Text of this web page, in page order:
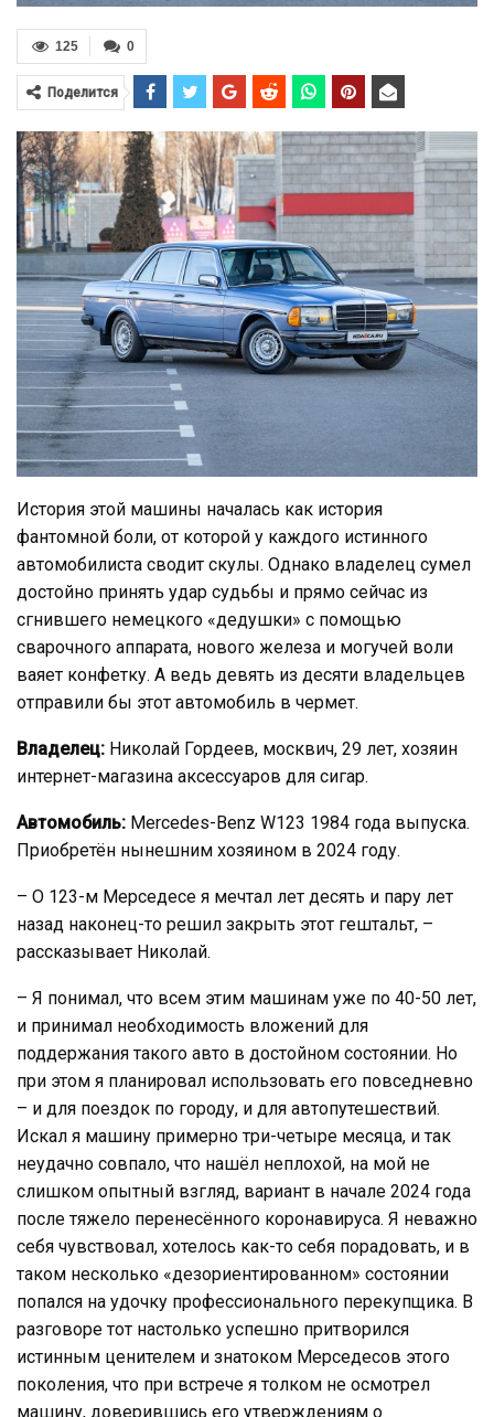
0
125
Поделится
История этой машины началась как история
фантомной боли, от которой у каждого истинного
автомобилиста сводит скулы. Однако владелец сумел
достойно принять удар судьбы и прямо сейчас из
сгнившего немецкого «дедушки» с помощью
сварочного аппарата, нового железа и могучей воли
ваяет конфетку. А ведь девять из десяти владельцев
отправили бы этот автомобиль в чермет.
Владелец: Николай Гордеев, москвич, 29 лет, хозяин
интернет-магазина аксессуаров для сигар.
Автомобиль: Mercedes-Benz W123 1984 года выпуска.
Приобретён нынешним хозяином в 2024 году.
– О 123-м Мерседесе я мечтал лет десять и пару лет
назад наконец-то решил закрыть этот гештальт, –
рассказывает Николай.
– Я понимал, что всем этим машинам уже по 40-50 лет,
и принимал необходимость вложений для
поддержания такого авто в достойном состоянии. Но
при этом я планировал использовать его повседневно
– и для поездок по городу, и для автопутешествий.
Искал я машину примерно три-четыре месяца, и так
неудачно совпало, что нашёл неплохой, на мой не
слишком опытный взгляд, вариант в начале 2024 года
после тяжело перенесённого коронавируса. Я неважно
себя чувствовал, хотелось как-то себя порадовать, и в
таком несколько «дезориентированном» состоянии
попался на удочку профессионального перекупщика. В
разговоре тот настолько успешно притворился
истинным ценителем и знатоком Мерседесов этого
поколения, что при встрече я толком не осмотрел
машину, доверившись его утверждениям о